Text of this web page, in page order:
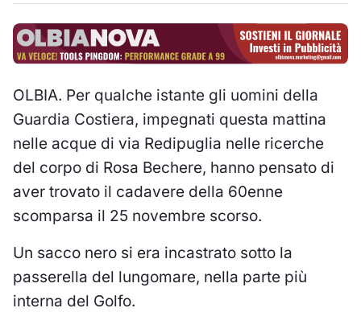
OLBIA. Per qualche istante gli uomini della
Guardia Costiera, impegnati questa mattina
nelle acque di via Redipuglia nelle ricerche
del corpo di Rosa Bechere, hanno pensato di
aver trovato il cadavere della 60enne
scomparsa il 25 novembre scorso.
Un sacco nero si era incastrato sotto la
passerella del lungomare, nella parte più
interna del Golfo.